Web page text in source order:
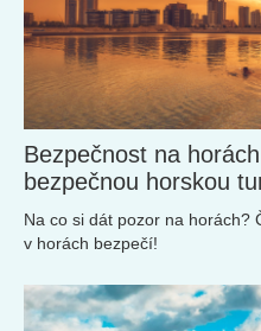
Bezpečnost na
bezpečnou horskou
Na co si dát pozor na horách?
v horách bezpečí!